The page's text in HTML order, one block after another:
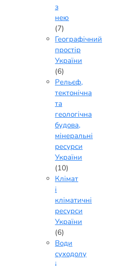
з
нею
(7)
Географічний
простір
України
(6)
Рельєф,
тектонічна
та
геологічна
будова,
мінеральні
ресурси
України
(10)
Клімат
і
кліматичні
ресурси
України
(6)
Води
суходолу